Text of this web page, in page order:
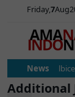
Friday7Aug
News
Additional